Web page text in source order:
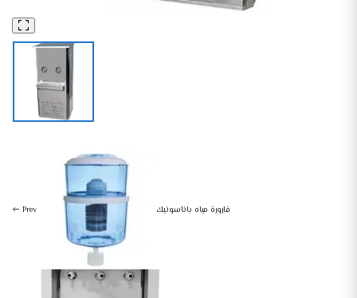
Prev قارورة مياه باناسونيك